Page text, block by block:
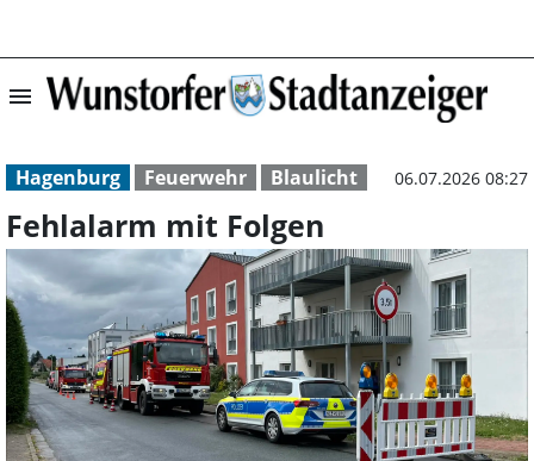
menu Fehlalarm mit
Hagenburg Feuerwehr Blaulicht 06.07.2026 08:27
Fehlalarm mit Folgen